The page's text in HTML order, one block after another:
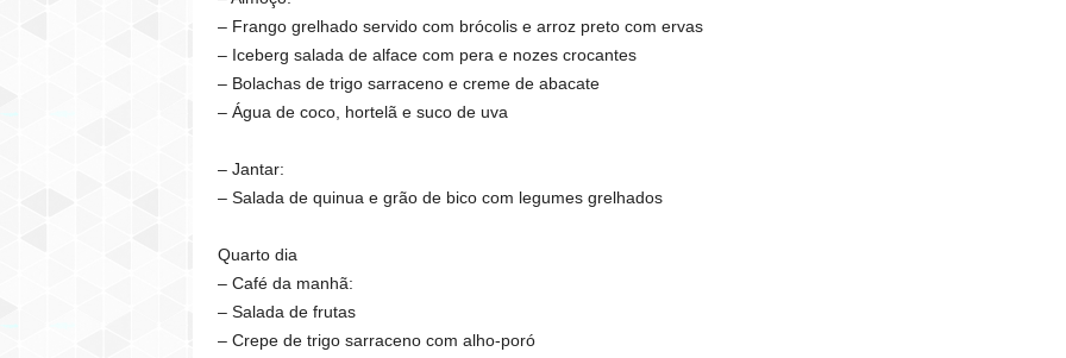
– Frango grelhado servido com brócolis e arroz preto com ervas
– Iceberg salada de alface com pera e nozes crocantes
– Bolachas de trigo sarraceno e creme de abacate
– Água de coco, hortelã e suco de uva
– Jantar:
– Salada de quinua e grão de bico com legumes grelhados
Quarto dia
– Café da manhã:
– Salada de frutas
– Crepe de trigo sarraceno com alho-poró